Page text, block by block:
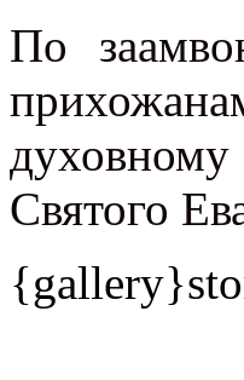
По
Святого